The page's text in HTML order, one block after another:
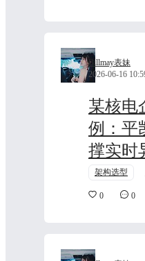
Billmay表妹
2026-06-16
某核电
例：平
撑实时
架构选型
0 0